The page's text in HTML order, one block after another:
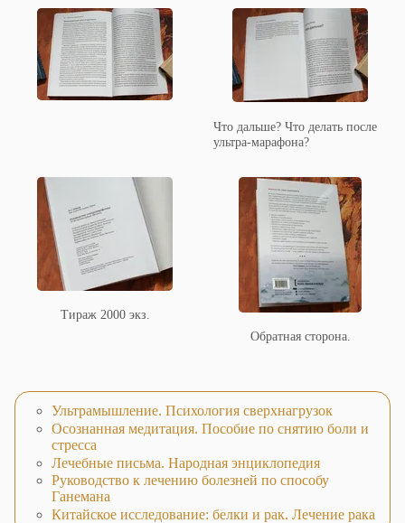
Что дальше? Что делать после
ультра-марафона?
Тираж 2000 экз.
Обратная сторона.
Ультрамышление. Психология сверхнагрузок
Осознанная медитация. Пособие по снятию боли и
стресса
Лечебные письма. Народная энциклопедия
Руководство к лечению болезней по способу
Ганемана
Китайское исследование: белки и рак. Лечение рака